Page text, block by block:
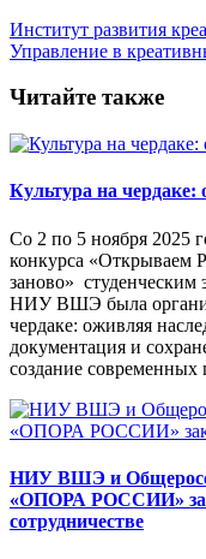
Институт развития
Управление в
Читайте также
Культура на чердаке:
Со 2 по 5 ноября 2025
конкурса «Открываем
заново»
НИУ ВШЭ была
чердаке: оживляя
документация и
создание
НИУ ВШЭ и
«ОПОРА РОССИИ»
сотрудничестве